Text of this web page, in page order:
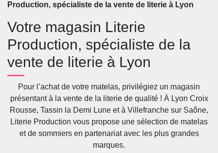
Production, spécialiste de la vente de literie à Lyon
Votre magasin Literie
Production, spécialiste de la
vente de literie à Lyon
Pour l’achat de votre matelas, privilégiez un magasin
présentant à la vente de la literie de qualité ! À Lyon Croix
Rousse, Tassin la Demi Lune et à Villefranche sur Saône,
Literie Production vous propose une sélection de matelas
et de sommiers en partenariat avec les plus grandes
marques.